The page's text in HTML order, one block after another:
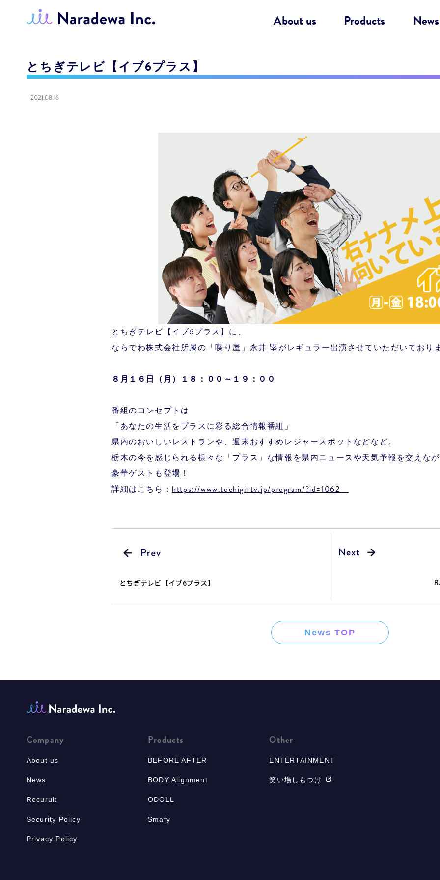
About us Products News
とちぎテレビ【イブ6プラス】
2021.08.16
とちぎテレビ【イブ6プラス】に、
ならでわ株式会社所属の「喋り屋」永井 塁がレギュラー出演させていただいており
８月１６ 日（月）１８：００～１９：００
番組のコンセプトは
「あなたの生活をプラスに彩る総合情報番組」
県内のおいしいレストランや、週末おすすめレジャースポットなどなど。
栃木の今を感じられる様々な「プラス」な情報を県内ニュースや天気予報を交えな
豪華ゲストも登場！
詳細はこちら：https://www.tochigi-tv.jp/program/?id=1062
とちぎテレビ【イブ6プラス】
News TOP
Company
About us
News
Recuruit
Security Policy
Privacy Policy
Products
BEFORE AFTER
BODY Alignment
ODOLL
Smafy
Other
ENTERTAINMENT
笑い場しもつけ